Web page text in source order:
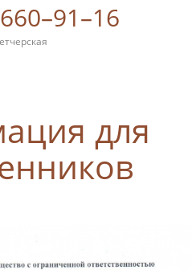
для